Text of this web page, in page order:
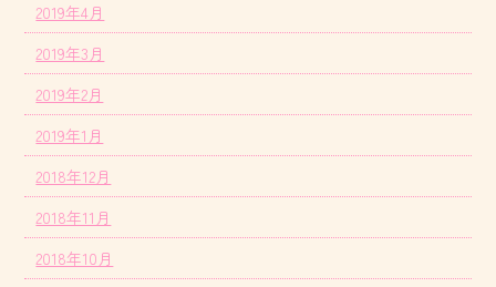
2019年4月
2019年3月
2019年2月
2019年1月
2018年12月
2018年11月
2018年10月